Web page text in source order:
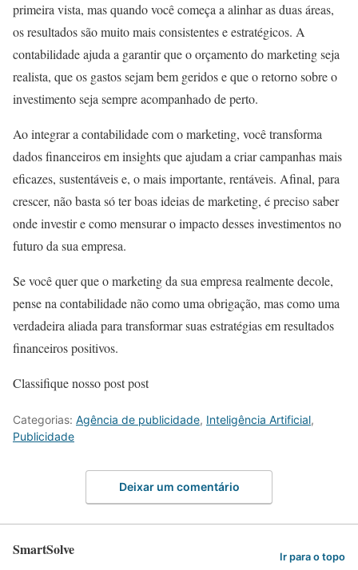
primeira vista, mas quando você começa a alinhar as duas áreas,
os resultados são muito mais consistentes e estratégicos. A
contabilidade ajuda a garantir que o orçamento do marketing seja
realista, que os gastos sejam bem geridos e que o retorno sobre o
investimento seja sempre acompanhado de perto.
Ao integrar a contabilidade com o marketing, você transforma
dados financeiros em insights que ajudam a criar campanhas mais
eficazes, sustentáveis e, o mais importante, rentáveis. Afinal, para
crescer, não basta só ter boas ideias de marketing, é preciso saber
onde investir e como mensurar o impacto desses investimentos no
futuro da sua empresa.
Se você quer que o marketing da sua empresa realmente decole,
pense na contabilidade não como uma obrigação, mas como uma
verdadeira aliada para transformar suas estratégias em resultados
financeiros positivos.
Classifique nosso post post
Categorias: Agência de publicidade, Inteligência Artificial,
Publicidade
Deixar um comentário
SmartSolve Ir para o topo